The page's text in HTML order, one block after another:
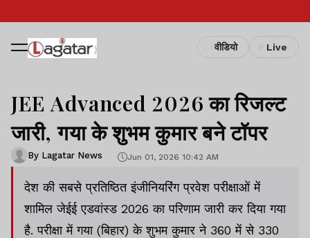
वीडियो Live
JEE Advanced 2026 का रिजल्ट
जारी, गया के शुभम कुमार बने टॉपर
By Lagatar News Jun 01, 2026 10:42 AM
देश की सबसे प्रतिष्ठित इंजीनियरिंग प्रवेश परीक्षाओं में
शामिल जेईई एडवांस्ड 2026 का परिणाम जारी कर दिया गया
है. परीक्षा में गया (बिहार) के शुभम कुमार ने 360 में से 330